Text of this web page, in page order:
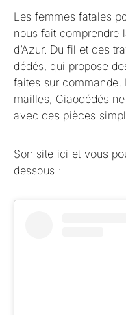
Les femmes fatales
nous fait comprendre
d’Azur. Du fil et des
dédés, qui propose
faites sur commande.
mailles, Ciaodédés
avec des pièces
Son site ici et vous
dessous :